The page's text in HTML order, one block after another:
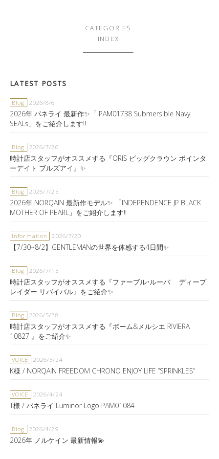
CATEGORIES
INDEX
LATEST POSTS
Blog 2026/8/6
2026年 パネライ 最新作✨「 PAM01738 Submersible Navy
SEALs」をご紹介します‼️
Blog 2026/7/26
時計店スタッフがオススメする『ORIS ビッグクラウン ポインタ
ーデイト ブルズアイ』✨
Blog 2026/7/23
2026年 NORQAIN 最新作モデル✨ 「INDEPENDENCE JP BLACK
MOTHER OF PEARL」をご紹介します‼️
Information 2026/7/20
【7/30~8/2】GENTLEMANの世界を体感する4日間✨
Blog 2026/7/13
時計店スタッフがオススメする『ファーブル•ルーバ ディープ
レイダー リバイバル』をご紹介✨
Blog 2026/5/28
時計店スタッフがオススメする『ボーム&メルシエ RIVIERA
10827 』をご紹介✨
VOICE 2026/5/24
K様 / NORQAIN FREEDOM CHRONO ENJOY LIFE “SPRINKLES”
VOICE 2026/4/24
T様 / パネライ Luminor Logo PAM01084
Blog 2026/4/29
2026年 ノルケイン 最新情報💫